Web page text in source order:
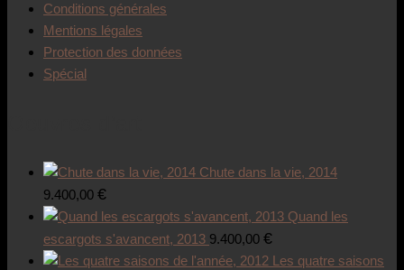
Conditions générales
Mentions légales
Protection des données
Spécial
Chute dans la vie, 2014
9.400,00 €
Quand les
escargots s'avancent, 2013 9.400,00 €
Les quatre saisons